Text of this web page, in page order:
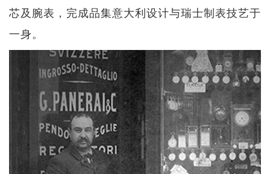
芯及腕表，完成品集意大利设计与瑞士制表技艺于
一身。